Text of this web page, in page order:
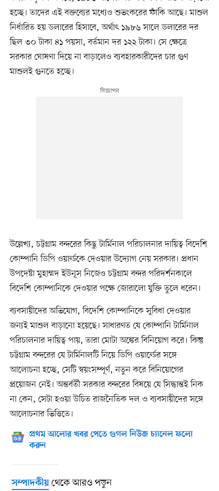
হচ্ছে। তাদের এই বক্তব্যের মধ্যেও শুভংকরের ফাঁকি আছে। মাশুল
নির্ধারিত হয় ডলারের হিসাবে, অর্থাৎ ১৯৮৬ সালে ডলারের দর
ছিল ৩০ টাকা ৪১ পয়সা, বর্তমান দর ১২২ টাকা। সে ক্ষেত্রে
সরকার ঘোষণা দিয়ে না বাড়ালেও ব্যবহারকারীদের চার গুণ
মাশুলই গুনতে হচ্ছে।
উল্লেখ্য, চট্টগ্রাম বন্দরের কিছু টার্মিনাল পরিচালনার দায়িত্ব বিদেশি
কোম্পানি ডিপি ওয়ার্ল্ডকে দেওয়ার উদ্যোগ নেয় সরকার। প্রধান
উপদেষ্টা মুহাম্মদ ইউনূস নিজেও চট্টগ্রাম বন্দর পরিদর্শনকালে
বিদেশি কোম্পানিকে দেওয়ার পক্ষে জোরালো যুক্তি তুলে ধরেন।
ব্যবসায়ীদের অভিযোগ, বিদেশি কোম্পানিকে সুবিধা দেওয়ার
জন্যই মাশুল বাড়ানো হয়েছে। সাধারণত যে কোম্পানি টার্মিনাল
পরিচালনার দায়িত্ব পায়, তারা মোটা অঙ্কের বিনিয়োগ করে। কিন্তু
চট্টগ্রাম বন্দরের যে টার্মিনালটি নিয়ে ডিপি ওয়ার্ল্ডের সঙ্গে
আলোচনা হচ্ছে, সেটি স্বয়ংসম্পূর্ণ, নতুন করে বিনিয়োগের
প্রয়োজন নেই। অন্তর্বর্তী সরকার বন্দরের বিষয়ে যে সিদ্ধান্তই নিক
না কেন, সেটা হওয়া উচিত রাজনৈতিক দল ও ব্যবসায়ীদের সঙ্গে
আলোচনার ভিত্তিতে।
প্রথম আলোর খবর পেতে গুগল নিউজ চ্যানেল ফলো
করুন
সম্পাদকীয়থেকে আরও পড়ুন